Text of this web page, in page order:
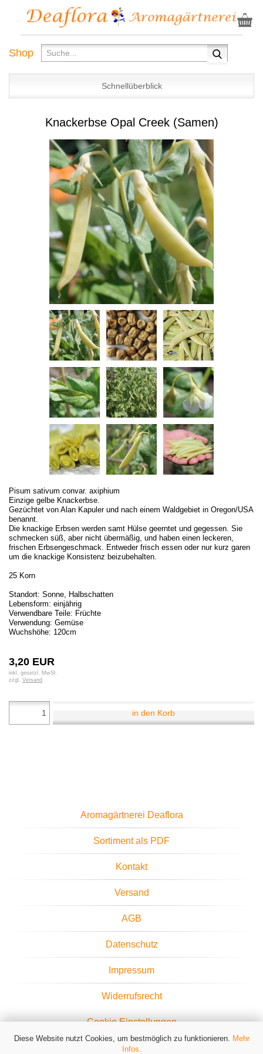
Diese Website nutzt Cookies, um bestmöglich zu funktionieren. Mehr
Infos.
Shop
Schnellüberblick
Knackerbse Opal Creek (Samen)
Pisum sativum convar. axiphium
Einzige gelbe Knackerbse.
Gezüchtet von Alan Kapuler und nach einem Waldgebiet in Oregon/USA
benannt.
Die knackige Erbsen werden samt Hülse geerntet und gegessen. Sie
schmecken süß, aber nicht übermäßig, und haben einen leckeren,
frischen Erbsengeschmack. Entweder frisch essen oder nur kurz garen
um die knackige Konsistenz beizubehalten.
25 Korn
Standort: Sonne, Halbschatten
Lebensform: einjährig
Verwendbare Teile: Früchte
Verwendung: Gemüse
Wuchshöhe: 120cm
3,20 EUR
inkl. gesetzl. MwSt.
zzgl. Versand
in den Korb
Aromagärtnerei Deaflora
Sortiment als PDF
Kontakt
Versand
AGB
Datenschutz
Impressum
Widerrufsrecht
Cookie Einstellungen